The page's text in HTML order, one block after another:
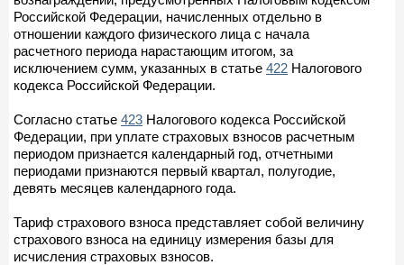
Российской Федерации, начисленных отдельно в
отношении каждого физического лица с начала
расчетного периода нарастающим итогом, за
исключением сумм, указанных в статье 422 Налогового
кодекса Российской Федерации.
Согласно статье 423 Налогового кодекса Российской
Федерации, при уплате страховых взносов расчетным
периодом признается календарный год, отчетными
периодами признаются первый квартал, полугодие,
девять месяцев календарного года.
Тариф страхового взноса представляет собой величину
страхового взноса на единицу измерения базы для
исчисления страховых взносов.